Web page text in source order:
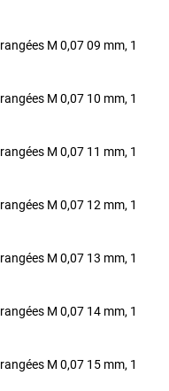
M 0,07 09 mm, 1
M 0,07 10 mm, 1
M 0,07 11 mm, 1
M 0,07 12 mm, 1
M 0,07 13 mm, 1
M 0,07 14 mm, 1
M 0,07 15 mm, 1